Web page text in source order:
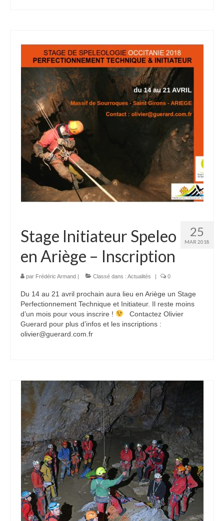
25
MAR 2018
Stage Initiateur Speleo
en Ariège – Inscription
par Frédéric Armand | Classé dans : Actualités | 0
Du 14 au 21 avril prochain aura lieu en Ariège un Stage
Perfectionnement Technique et Initiateur. Il reste moins
d’un mois pour vous inscrire !
Contactez Olivier
Guerard pour plus d’infos et les inscriptions :
olivier@guerard.com.fr